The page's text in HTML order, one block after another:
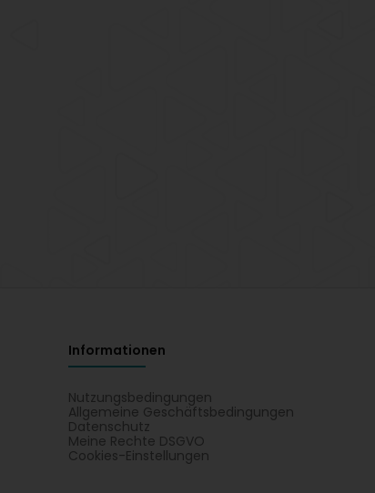
Informationen
Nutzungsbedingungen
Allgemeine Geschäftsbedingungen
Datenschutz
Meine Rechte DSGVO
Cookies-Einstellungen